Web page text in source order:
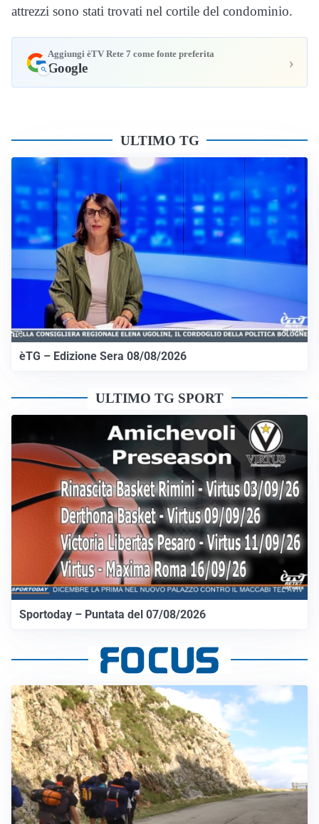
attrezzi sono stati trovati nel cortile del condominio.
Aggiungi èTV Rete 7 come fonte preferita
Google ›
ULTIMO TG
èTG – Edizione Sera 08/08/2026
ULTIMO TG SPORT
Sportoday – Puntata del 07/08/2026